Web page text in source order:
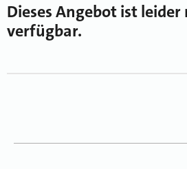
Dieses Angebot ist
verfügbar.